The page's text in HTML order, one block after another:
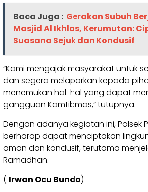
Baca Juga : Gerakan Subuh
Masjid Al Ikhlas, Kerumutan:
Suasana Sejuk dan Kondusif
“Kami mengajak masyarakat untuk
dan segera melaporkan kepada
menemukan hal-hal yang dapat
gangguan Kamtibmas,” tutupnya.
Dengan adanya kegiatan ini, Polsek
berharap dapat menciptakan
aman dan kondusif, terutama
Ramadhan.
( Irwan Ocu Bundo)